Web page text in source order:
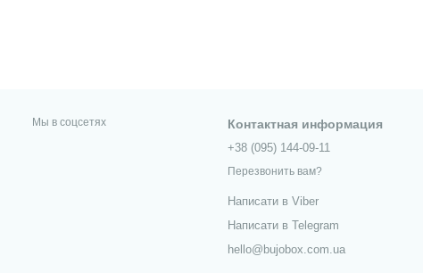
Мы в соцсетях Контактная информация
+38 (095) 144-09-11
Перезвонить вам?
Написати в Viber
Написати в Telegram
hello@bujobox.com.ua